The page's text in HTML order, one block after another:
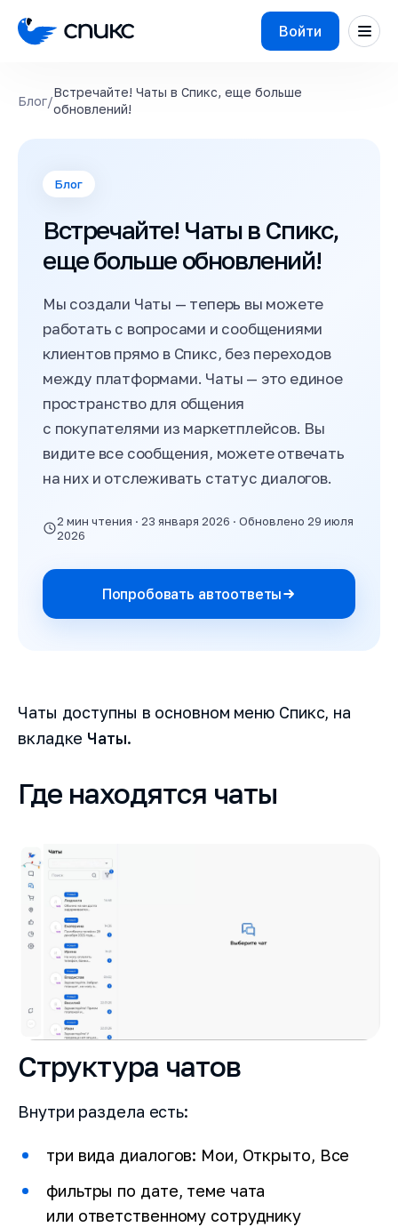
Войти
Блог/
Встречайте! Чаты в Спикс, еще больше
обновлений!
Блог
Встречайте! Чаты в Спикс,
еще больше обновлений!
Мы создали Чаты — теперь вы можете
работать с вопросами и сообщениями
клиентов прямо в Спикс, без переходов
между платформами. Чаты — это единое
пространство для общения
с покупателями из маркетплейсов. Вы
видите все сообщения, можете отвечать
на них и отслеживать статус диалогов.
2 мин чтения · 23 января 2026 · Обновлено 29 июля
2026
Попробовать автоответы
Чаты доступны в основном меню Спикс, на
вкладке Чаты.
Где находятся чаты
Структура чатов
Внутри раздела есть:
три вида диалогов: Мои, Открыто, Все
фильтры по дате, теме чата
или ответственному сотруднику